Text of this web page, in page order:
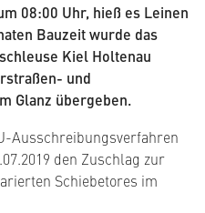
08:00 Uhr, hieß es Leinen
Bauzeit wurde das
Kiel Holtenau
und
Glanz übergeben.
Ausschreibungsverfahren
den Zuschlag zur
Schiebetores im